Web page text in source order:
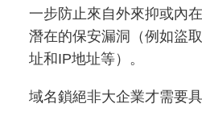
一步防止來自外來抑或內
潛在的保安漏洞（例如盜
址和IP地址等）。
域名鎖絕非大企業才需要